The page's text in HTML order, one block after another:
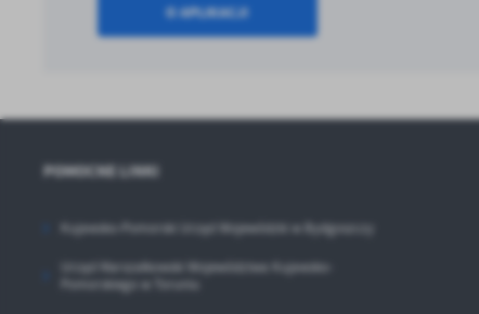
O APLIKACJI
POMOCNE LINKI
Kujawsko-Pomorski Urząd Wojewódzki w Bydgoszczy
Urząd Marszałkowski Województwa Kujawsko-
Pomorskiego w Toruniu